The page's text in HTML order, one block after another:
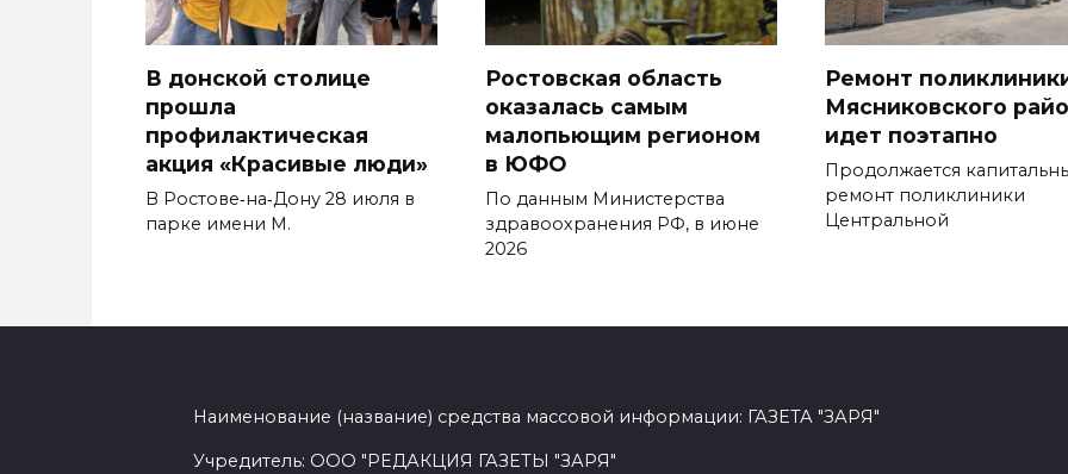
В донской столице
прошла
профилактическая
акция «Красивые люди»
В Ростове‑на‑Дону 28 июля в
парке имени М.
Ростовская область
оказалась самым
малопьющим регионом
в ЮФО
По данным Министерства
здравоохранения РФ, в июне
2026
Ремонт
Мясниковского
идет поэтапно
Продолжается
ремонт поликли­ники
Центральной
Наименование (название) средства массовой информации: ГАЗЕТА "ЗАРЯ"
Учредитель: ООО "РЕДАКЦИЯ ГАЗЕТЫ "ЗАРЯ"